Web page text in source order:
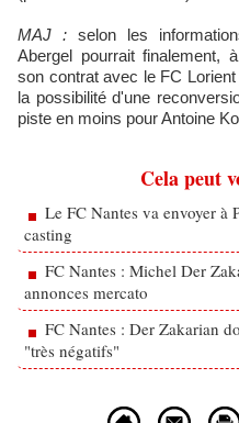
MAJ :selon les
Abergel pourrait finalement,
son contrat avec le FC
la possibilité d'une
piste en moins pour Antoine
Cela peut
Le FC Nantes va envoyer à
casting
FC Nantes : Michel Der
annonces mercato
FC Nantes : Der Zakarian
"très négatifs"